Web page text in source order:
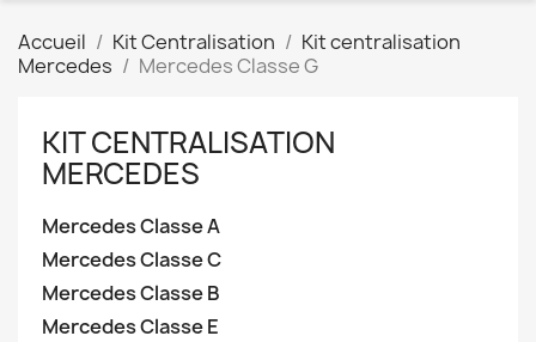
Accueil Kit Centralisation
Kit centralisation
Mercedes
Mercedes Classe G
KIT CENTRALISATION
MERCEDES
Mercedes Classe A
Mercedes Classe C
Mercedes Classe B
Mercedes Classe E